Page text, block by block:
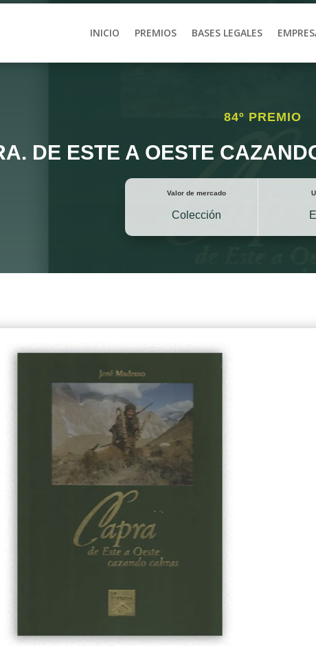
INICIO PREMIOS BASES LEGALES
84º PREMIO
DE ESTE A OESTE
Valor de mercado
Colección